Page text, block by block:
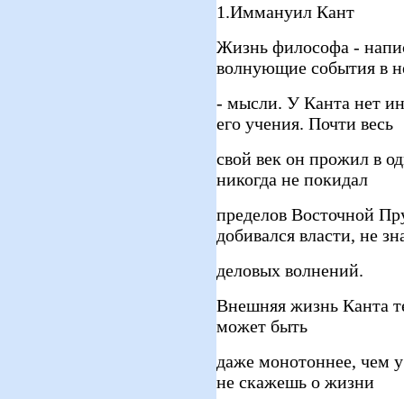
1.Иммануил Кант
Жизнь философа -
волнующие события в
- мысли. У Канта нет
его учения. Почти весь
свой век он прожил в
никогда не покидал
пределов Восточной
добивался власти, не
деловых волнений.
Внешняя жизнь Канта
может быть
даже монотоннее, чем
не скажешь о жизни